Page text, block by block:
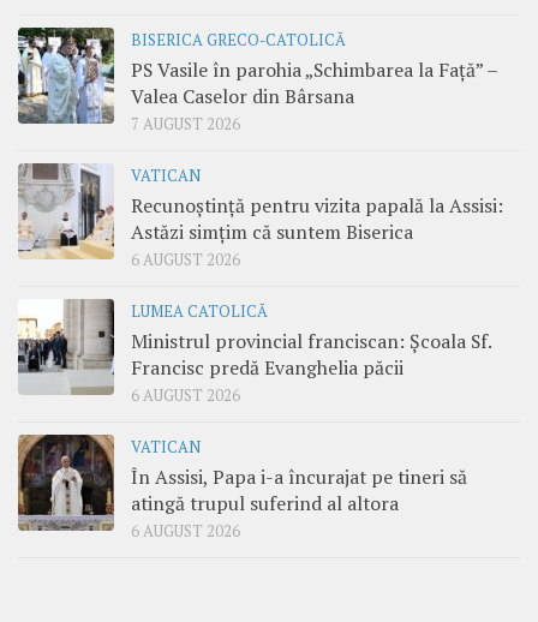
BISERICA GRECO-CATOLICĂ
PS Vasile în parohia „Schimbarea la Față” –
Valea Caselor din Bârsana
7 AUGUST 2026
VATICAN
Recunoștință pentru vizita papală la Assisi:
Astăzi simțim că suntem Biserica
6 AUGUST 2026
LUMEA CATOLICĂ
Ministrul provincial franciscan: Școala Sf.
Francisc predă Evanghelia păcii
6 AUGUST 2026
VATICAN
În Assisi, Papa i-a încurajat pe tineri să
atingă trupul suferind al altora
6 AUGUST 2026